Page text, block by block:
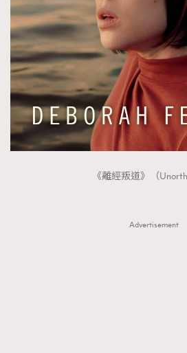
《離經叛道》（
Advertisement